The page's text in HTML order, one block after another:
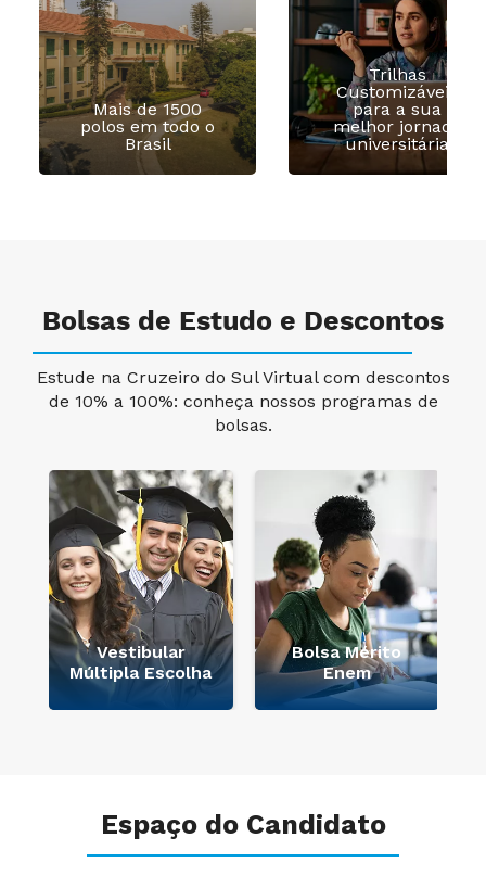
Mais de 1500
polos em todo o
Brasil
Trilhas
Customizáveis
para a sua
melhor jornada
universitária
Bolsas de Estudo e Descontos
Estude na Cruzeiro do Sul Virtual com descontos
de 10% a 100%: conheça nossos programas de
bolsas.
Vestibular
Múltipla Escolha
Bolsa Mérito
Enem
Espaço do Candidato